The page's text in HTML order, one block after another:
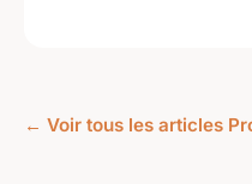
← Voir tous les articles